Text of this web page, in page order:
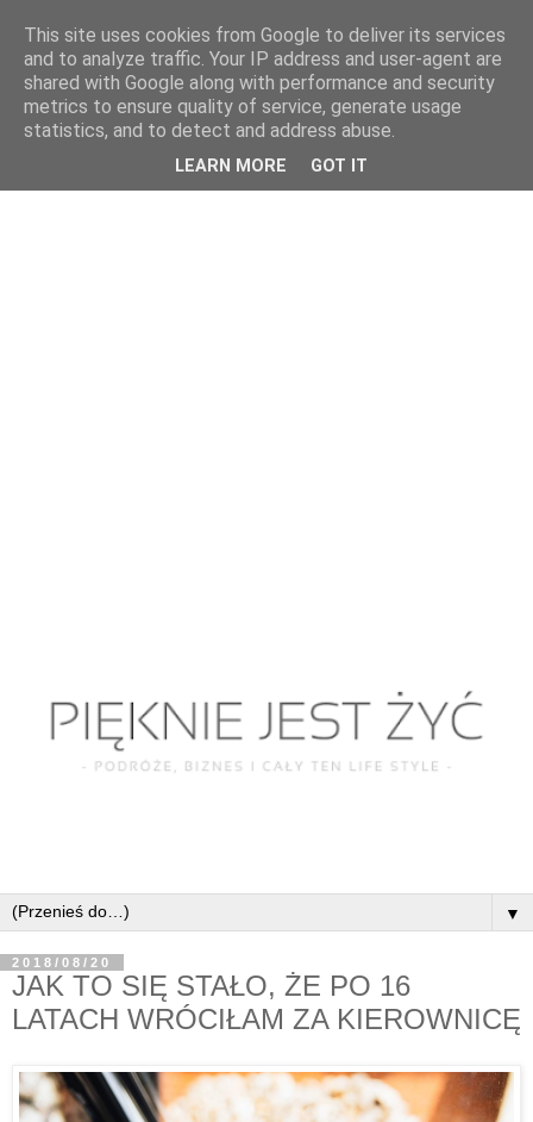
▼
2018/08/20
JAK TO SIĘ STAŁO, ŻE PO 16
LATACH WRÓCIŁAM ZA KIEROWNICĘ
This site uses cookies from Google to deliver its services
and to analyze traffic. Your IP address and user-agent are
shared with Google along with performance and security
metrics to ensure quality of service, generate usage
statistics, and to detect and address abuse.
LEARN MORE GOT IT